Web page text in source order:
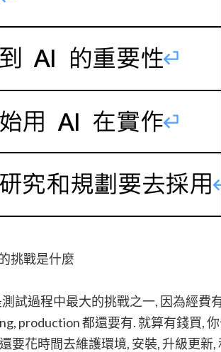
挑戰是什麼
試過程中最大的挑戰之一, 因為經費
production 都還要有. 就算有錢買,
要花時間去維護環境, 安裝, 升級更新